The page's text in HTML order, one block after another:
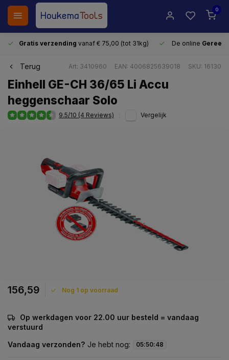
0
Gratis verzending vanaf € 75,00 (tot 31kg) De online
Terug Art: 3410960 EAN: 4006825639018 SKU: 16130
Einhell GE-CH 36/65 Li Accu
heggenschaar Solo
9.5/10 (4 Reviews) Vergelijk
156,59 Nog 1 op voorraad
Op werkdagen voor 22.00 uur besteld = vandaag
verstuurd
Vandaag verzonden? Je hebt nog: 05:50:48